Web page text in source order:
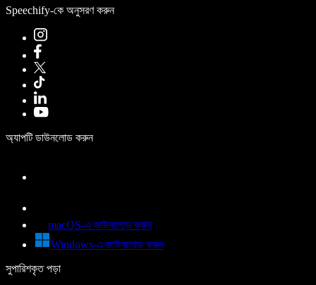
Speechify-কে অনুসরণ করুন
অ্যাপটি ডাউনলোড করুন
macOS-এ ডাউনলোড করুন
Windows-এ ডাউনলোড করুন
সুপারিশকৃত পড়া